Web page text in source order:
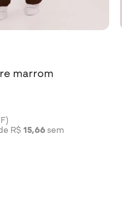
marrom
R$ 15,66sem